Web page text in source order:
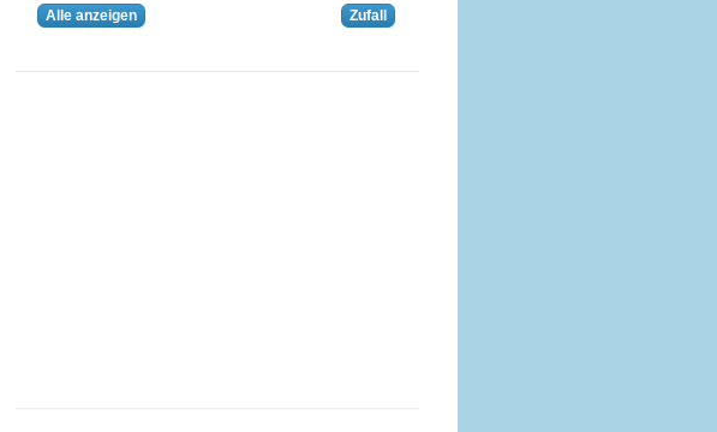
Alle anzeigen Zufall